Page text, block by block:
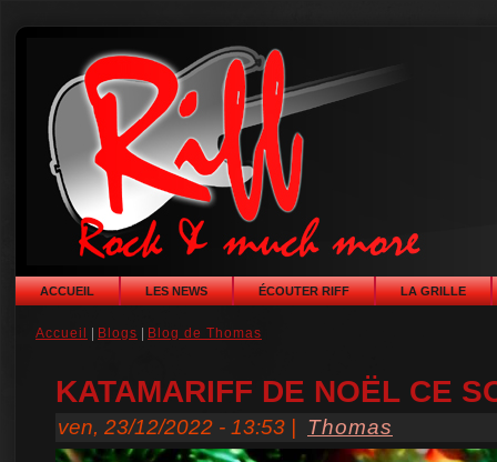
ACCUEIL LES NEWS ÉCOUTER RIFF LA GRILLE
Accueil Blogs Blog de Thomas
KATAMARIFF DE NOËL CE
ven, 23/12/2022 - 13:53 | Thomas